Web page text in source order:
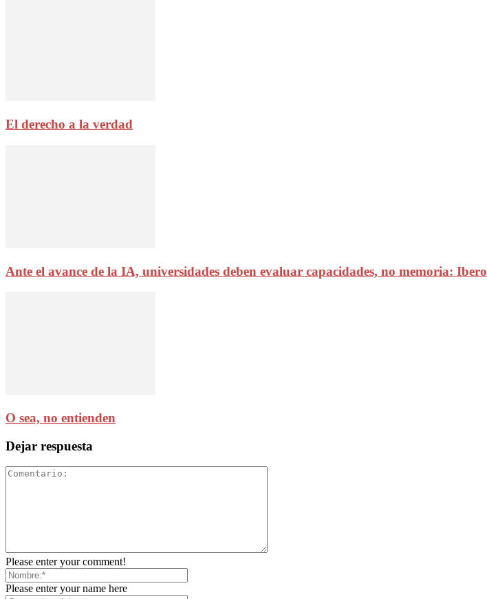
El derecho a la verdad
Ante el avance de la IA, universidades deben evaluar capacidades, no memoria: Ibero
O sea, no entienden
Dejar respuesta
Please enter your comment!
Please enter your name here